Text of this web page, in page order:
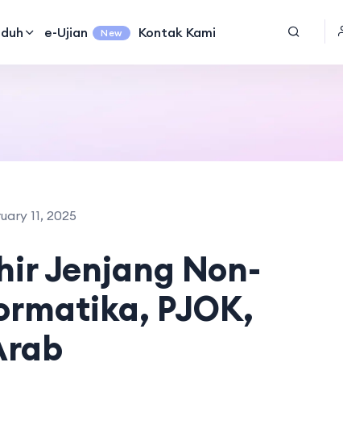
e-Ujian New Kontak Kami
11, 2025
Jenjang Non-
PJOK,